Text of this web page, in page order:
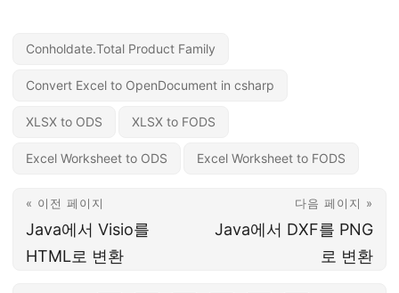
Conholdate.Total Product Family
Convert Excel to OpenDocument in csharp
XLSX to ODS XLSX to FODS
Excel Worksheet to ODS Excel Worksheet to FODS
« 이전 페이지
Java에서 Visio를
HTML로 변환
다음 페이지 »
Java에서 DXF를 PNG
로 변환